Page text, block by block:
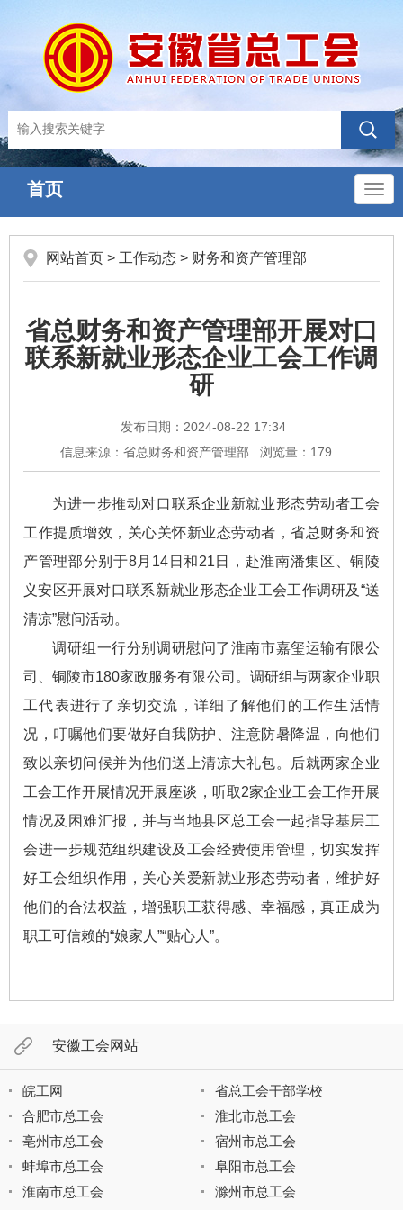
导
首页
网站首页 > 工作动态 > 财务和资产管理部
省总财务和资产管理部开展对口
联系新就业形态企业工会工作调
研
发布日期：2024-08-22 17:34
信息来源：省总财务和资产管理部
浏览量： 179
为进一步推动对口联系企业新就业形态劳动者工会
工作提质增效，关心关怀新业态劳动者，省总财务和资
产管理部分别于8月14日和21日，赴淮南潘集区、铜陵
义安区开展对口联系新就业形态企业工会工作调研及“送
清凉”慰问活动。
调研组一行分别调研慰问了淮南市嘉玺运输有限公
司、铜陵市180家政服务有限公司。调研组与两家企业职
工代表进行了亲切交流，详细了解他们的工作生活情
况，叮嘱他们要做好自我防护、注意防暑降温，向他们
致以亲切问候并为他们送上清凉大礼包。后就两家企业
工会工作开展情况开展座谈，听取2家企业工会工作开展
情况及困难汇报，并与当地县区总工会一起指导基层工
会进一步规范组织建设及工会经费使用管理，切实发挥
好工会组织作用，关心关爱新就业形态劳动者，维护好
他们的合法权益，增强职工获得感、幸福感，真正成为
职工可信赖的“娘家人”“贴心人”。
安徽工会网站
皖工网
省总工会干部学校
合肥市总工会
淮北市总工会
亳州市总工会
宿州市总工会
蚌埠市总工会
阜阳市总工会
淮南市总工会
滁州市总工会